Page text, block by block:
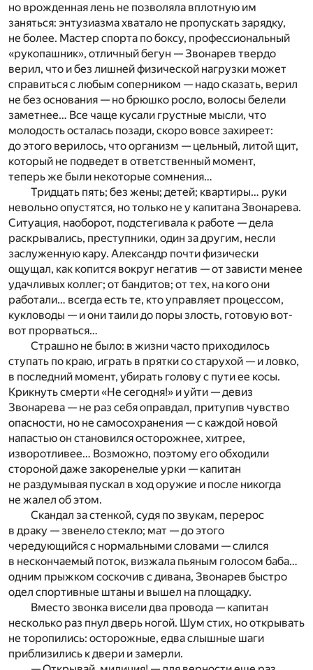
но врожденная лень не позволяла вплотную им
заняться: энтузиазма хватало не пропускать зарядку,
не более. Мастер спорта по боксу, профессиональный
«рукопашник», отличный бегун — Звонарев твердо
верил, что и без лишней физической нагрузки может
справиться с любым соперником — надо сказать, верил
не без основания — но брюшко росло, волосы белели
заметнее… Все чаще кусали грустные мысли, что
молодость осталась позади, скоро вовсе захиреет:
до этого верилось, что организм — цельный, литой щит,
который не подведет в ответственный момент,
теперь же были некоторые сомнения…
Тридцать пять; без жены; детей; квартиры… руки
невольно опустятся, но только не у капитана Звонарева.
Ситуация, наоборот, подстегивала к работе — дела
раскрывались, преступники, один за другим, несли
заслуженную кару. Александр почти физически
ощущал, как копится вокруг негатив — от зависти менее
удачливых коллег; от бандитов; от тех, на кого они
работали… всегда есть те, кто управляет процессом,
кукловоды — и они таили до поры злость, готовую вот-
вот прорваться…
Страшно не было: в жизни часто приходилось
ступать по краю, играть в прятки со старухой — и ловко,
в последний момент, убирать голову с пути ее косы.
Крикнуть смерти «Не сегодня!» и уйти — девиз
Звонарева — не раз себя оправдал, притупив чувство
опасности, но не самосохранения — с каждой новой
напастью он становился осторожнее, хитрее,
изворотливее… Возможно, поэтому его обходили
стороной даже закоренелые урки — капитан
не раздумывая пускал в ход оружие и после никогда
не жалел об этом.
Скандал за стенкой, судя по звукам, перерос
в драку — звенело стекло; мат — до этого
чередующийся с нормальными словами — слился
в нескончаемый поток, визжала пьяным голосом баба…
одним прыжком соскочив с дивана, Звонарев быстро
одел спортивные штаны и вышел на площадку.
Вместо звонка висели два провода — капитан
несколько раз пнул дверь ногой. Шум стих, но открывать
не торопились: осторожные, едва слышные шаги
приблизились к двери и замерли.